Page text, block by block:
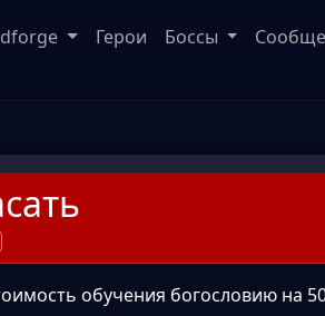
Герои Боссы
обучения богословию на